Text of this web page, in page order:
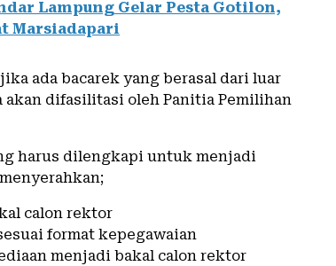
Lampung Gelar Pesta Gotilon,
Marsiadapari
ada bacarek yang berasal dari luar
akan difasilitasi oleh Panitia Pemilihan
harus dilengkapi untuk menjadi
calon rektor
format kepegawaian
menjadi bakal calon rektor